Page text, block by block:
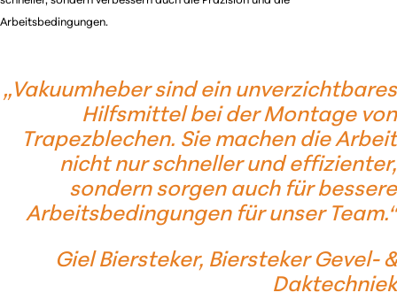
Arbeitsbedingungen.
„Vakuumheber sind ein unverzichtbares
Hilfsmittel bei der Montage von
Trapezblechen. Sie machen die Arbeit
nicht nur schneller und effizienter,
sondern sorgen auch für bessere
Arbeitsbedingungen für unser Team.“
Giel Biersteker, Biersteker Gevel- &
Daktechniek